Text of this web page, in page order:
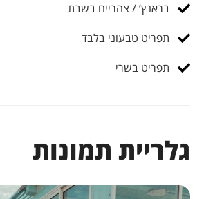
בראנץ’ / צהריים בשבת
תפריט טבעוני בלבד
תפריט בשרי
גלריית תמונות